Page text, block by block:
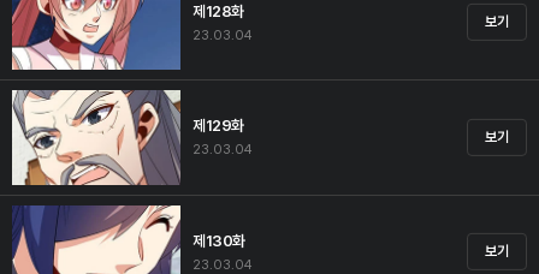
제128화
23.03.04
보기
제129화
23.03.04
보기
제130화
23.03.04
보기